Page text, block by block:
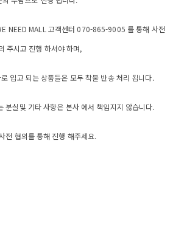
NEED MALL 고객센터 070-865-9005 를 통해 사전
주시고 진행 하셔야 하며,
입고 되는 상품들은 모두 착불 반송 처리 됩니다.
분실및 기타 사항은 본사 에서 책임지지 않습니다.
전 협의를 통해 진행 해주세요.